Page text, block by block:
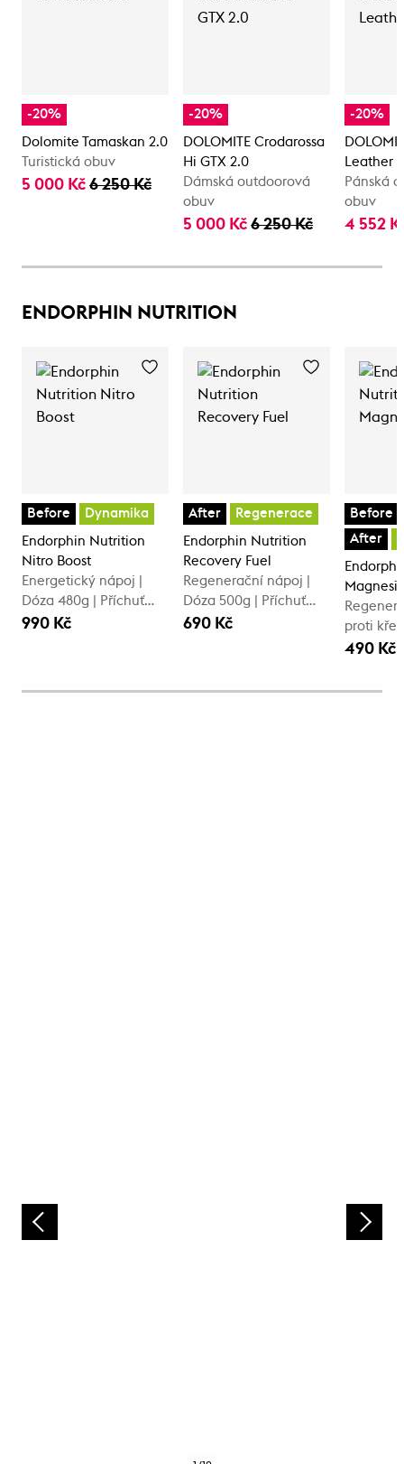
-20%
Dolomite Tamaskan 2.0
Turistická obuv
5 000 Kč 6 250 Kč
-20%
DOLOMITE Crodarossa
Hi GTX 2.0
Dámská outdoorová
obuv
5 000 Kč6 250 Kč
-20%
Leather
Pánská
obuv
4 552
ENDORPHIN NUTRITION
Before Dynamika
Endorphin Nutrition
Nitro Boost
Energetický nápoj |
Dóza 480g | Příchuť
lesní ovoce
990 Kč
After Regenerace
Endorphin Nutrition
Recovery Fuel
Regenerační nápoj |
Dóza 500g | Příchuť
mango
690 Kč
Before
After
proti
Příchuť:
490 Kč